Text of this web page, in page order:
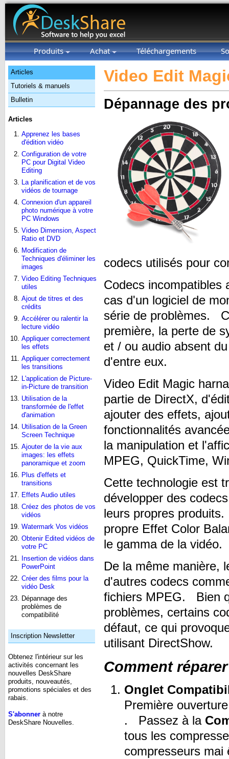
Produits Achat Téléchargements
Articles
Tutoriels & manuels
Bulletin
Articles
Apprenez les bases
d'édition vidéo
Configuration de votre
PC pour Digital Video
Editing
La planification et de vos
vidéos de tournage
Connexion d'un appareil
photo numérique à votre
PC Windows
Video Dimension, Aspect
Ratio et DVD
Modification de
Techniques d'éliminer les
images
Video Editing Techniques
utiles
Ajout de titres et des
crédits
Accélérer ou ralentir la
lecture vidéo
Appliquer correctement
les effets
Appliquer correctement
les transitions
L'application de Picture-
in-Picture de transition
Utilisation de la
transformée de l'effet
d'animation
Utilisation de la Green
Screen Technique
Ajouter de la vie aux
images: les effets
panoramique et zoom
Plus d'effets et
transitions
Effets Audio utiles
Créez des photos de vos
vidéos
Watermark Vos vidéos
Obtenir Edited vidéos de
votre PC
Insertion de vidéos dans
PowerPoint
Créer des films pour la
vidéo Desk
Dépannage des
problèmes de
compatibilité
Inscription Newsletter
Obtenez l'intérieur sur les
activités concernant les
nouvelles DeskShare
produits, nouveautés,
promotions spéciales et des
rabais.
S'abonner à notre
DeskShare Nouvelles.
Video Edit
Dépannage des
codecs utilisés pour
Codecs
cas d'un logiciel de
série de problèmes.
première, la perte de
et / ou audio absent
d'entre eux.
Video Edit Magic
partie de DirectX,
ajouter des effets,
fonctionnalités
la manipulation et
MPEG, QuickTime,
Cette technologie est
développer des
leurs propres
propre Effet Color
le gamma de la vidéo.
De la même manière,
d'autres codecs
fichiers MPEG. Bien
problèmes, certains
défaut, ce qui
utilisant DirectShow.
Comment
Onglet
Première
. Passez à la
tous les
compresseurs mai